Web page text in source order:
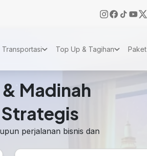
Transportasi Top Up & Tagihan
Madinah
Strategis
perjalanan bisnis dan